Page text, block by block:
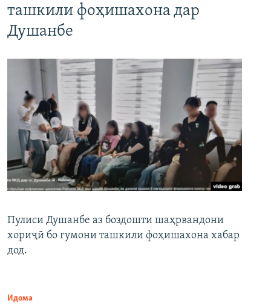
ташкили фоҳишахона дар
Душанбе
Пулиси Душанбе аз боздошти шаҳрвандони
хориҷӣ бо гумони ташкили фоҳишахона хабар
дод.
Идома